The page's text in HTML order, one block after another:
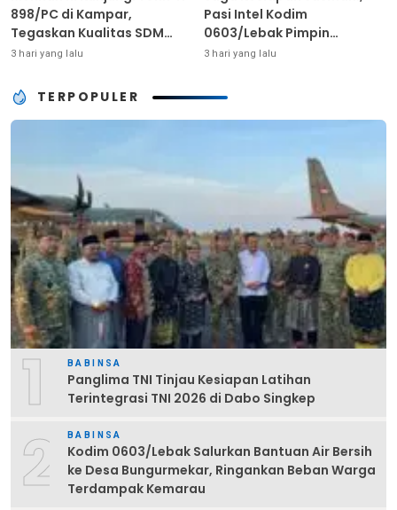
898/PC di Kampar,
Tegaskan Kualitas SDM
Kunci Kekuatan TNI
3 hari yang lalu
Pasi Intel Kodim
0603/Lebak Pimpin
Pembinaan Fisik Rutin
3 hari yang lalu
TERPOPULER
1 BABINSA
Panglima TNI Tinjau Kesiapan Latihan
Terintegrasi TNI 2026 di Dabo Singkep
2 BABINSA
Kodim 0603/Lebak Salurkan Bantuan Air Bersih
ke Desa Bungurmekar, Ringankan Beban Warga
Terdampak Kemarau